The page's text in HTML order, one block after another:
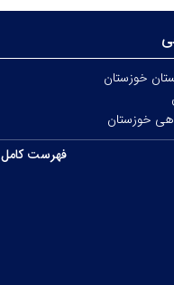
خوزستان
خوزستان
فهرست کامل